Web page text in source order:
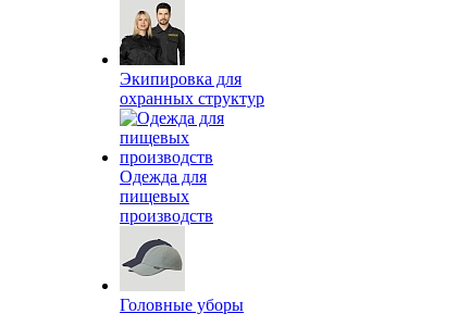
Экипировка для
охранных структур
Одежда для
пищевых
производств
Головные уборы